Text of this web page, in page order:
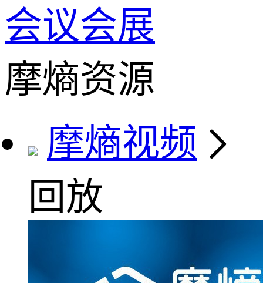
会议会展
摩熵资源
摩熵视频
回放